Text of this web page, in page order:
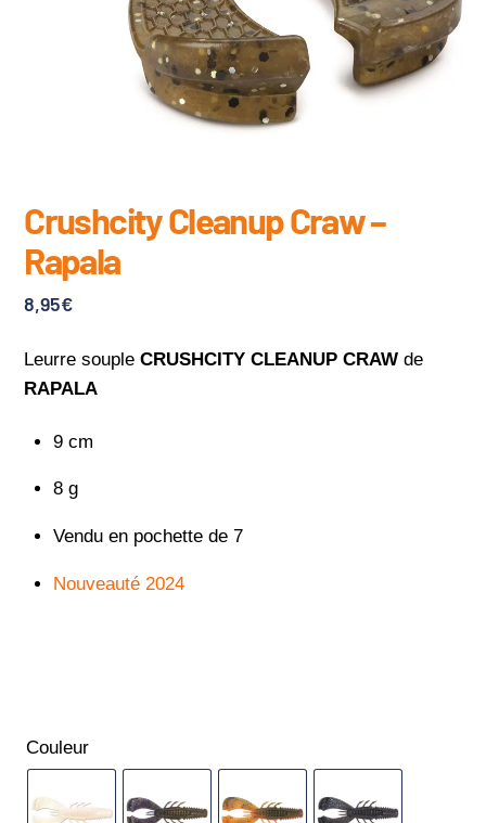
Crushcity Cleanup Craw –
Rapala
8,95€
Leurre soupleCRUSHCITY CLEANUP CRAWde
RAPALA
9 cm
8 g
Vendu en pochette de 7
Nouveauté 2024
Couleur